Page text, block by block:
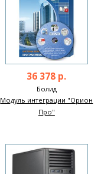
36 378 р.
Болид
Модуль интеграции "Орион
Про"